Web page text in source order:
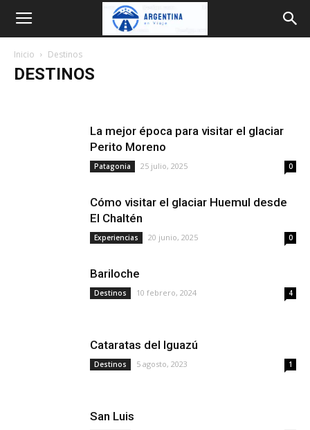
Argentina
Inicio Destinos
DESTINOS
La mejor época para visitar el glaciar
Perito Moreno
Patagonia 25 julio, 2025 0
Cómo visitar el glaciar Huemul desde
El Chaltén
Experiencias 20 junio, 2025 0
Bariloche
Destinos 10 febrero, 2024 4
Cataratas del Iguazú
Destinos 5 agosto, 2023 1
San Luis